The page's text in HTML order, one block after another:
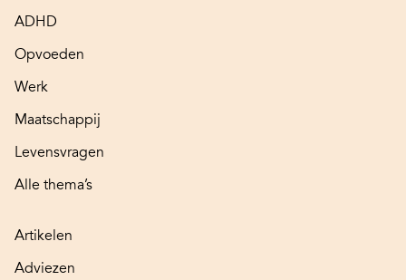
ADHD
Opvoeden
Werk
Maatschappij
Levensvragen
Alle thema’s
Artikelen
Adviezen